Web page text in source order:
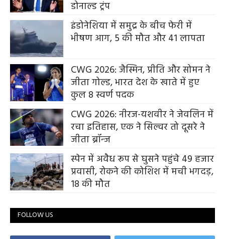
डोनाल्ड ट्रंप
इंडोनेशिया में समुद्र के बीच फेरी में
भीषण आग, 5 की मौत और 41 लापता
CWG 2026: जैस्मिन, प्रीति और सोमन ने
जीता गोल्ड, भारत देश के खाते में हुए
कुल 8 स्वर्ण पदक
CWG 2026: नीरज-यशवीर ने जेवलिन में
रचा इतिहास, एक ने सिल्वर तो दूसरे ने
जीता ब्रॉन्ज
स्पेन में अवैध रूप से घुसने पहुंचे 49 हजार
प्रवासी, रोकने की कोशिश में मची भगदड़,
18 की मौत
FOLLOW US